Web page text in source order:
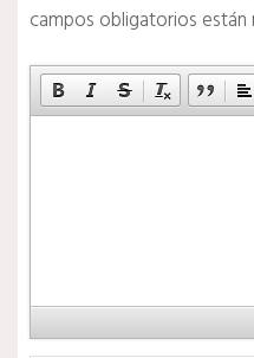
campos obligatorios están